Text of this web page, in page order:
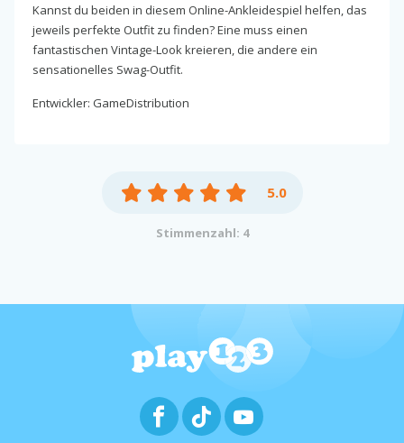
Kannst du beiden in diesem Online-Ankleidespiel helfen, das
jeweils perfekte Outfit zu finden? Eine muss einen
fantastischen Vintage-Look kreieren, die andere ein
sensationelles Swag-Outfit.
Entwickler: GameDistribution
5.0
Stimmenzahl: 4